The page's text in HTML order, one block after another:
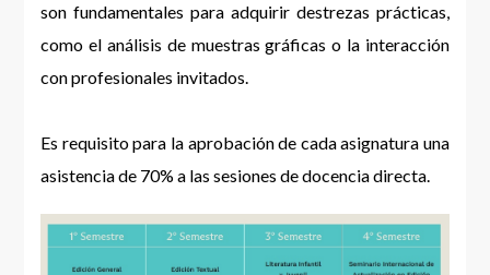
son fundamentales para adquirir destrezas prácticas,
como el análisis de muestras gráficas o la interacción
con profesionales invitados.
Es requisito para la aprobación de cada asignatura una
asistencia de 70% a las sesiones de docencia directa.